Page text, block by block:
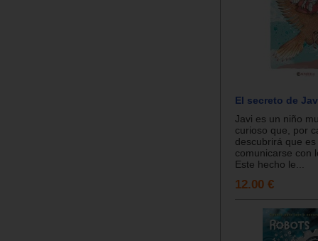
El secreto de
Javi es un niño
curioso que, por
descubrirá que
comunicarse con
Este hecho le...
12.00 €